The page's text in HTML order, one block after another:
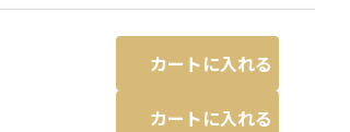
カートに入れる
カートに入れる